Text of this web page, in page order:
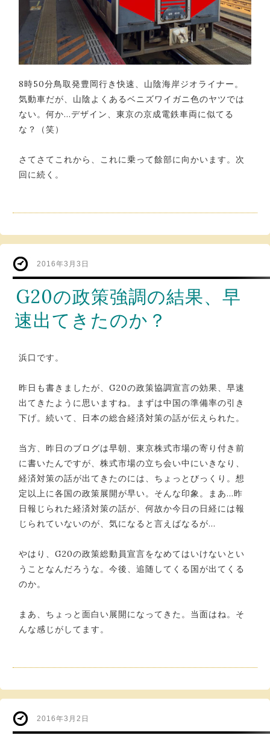
8時50分鳥取発豊岡行き快速、山陰海岸ジオライナー。
気動車だが、山陰よくあるベニズワイガニ色のヤツでは
ない。何か…デザイン、東京の京成電鉄車両に似てる
な？（笑）
さてさてこれから、これに乗って餘部に向かいます。次
回に続く。
2016年3月3日
G20の政策強調の結果、早
速出てきたのか？
浜口です。
昨日も書きましたが、G20の政策協調宣言の効果、早速
出てきたように思いますね。まずは中国の準備率の引き
下げ。続いて、日本の総合経済対策の話が伝えられた。
当方、昨日のブログは早朝、東京株式市場の寄り付き前
に書いたんですが、株式市場の立ち会い中にいきなり、
経済対策の話が出てきたのには、ちょっとびっくり。想
定以上に各国の政策展開が早い。そんな印象。まあ…昨
日報じられた経済対策の話が、何故か今日の日経には報
じられていないのが、気になると言えばなるが…
やはり、G20の政策総動員宣言をなめてはいけないとい
うことなんだろうな。今後、追随してくる国が出てくる
のか。
まあ、ちょっと面白い展開になってきた。当面はね。そ
んな感じがしてます。
2016年3月2日